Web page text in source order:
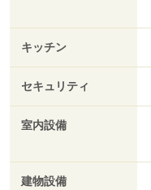
キッチン
セキュリティ
室内設備
建物設備